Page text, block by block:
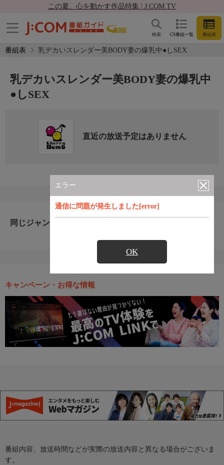
この夏、心を動かす作品特集 | J:COM TV
CS番組一覧 番組表
検索
番組表 乳デカいスレンダー美BODY妻の爆乳中●しSEX
エラー
通信に問題が発生しました[error]
OK
乳デカいスレンダー美BODY妻の爆乳中
●しSEX
直近の放送予定はありません
同じジャンルのおすすめ番組
キャンペーン・お得な情報
番組内容、放送時間などが実際の放送内容と異なる場合がございま
す。